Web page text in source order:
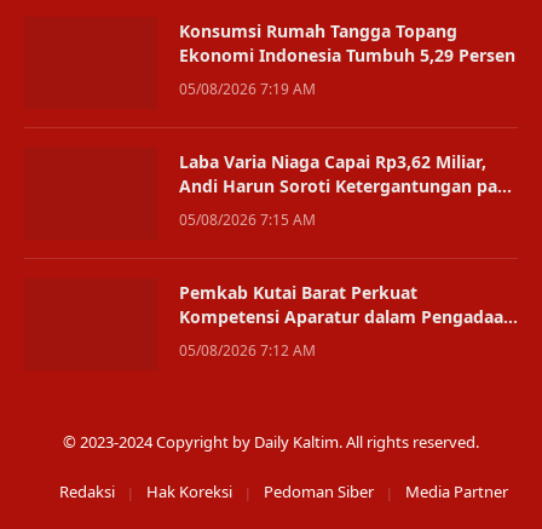
Konsumsi Rumah Tangga Topang
Ekonomi Indonesia Tumbuh 5,29 Persen
05/08/2026 7:19 AM
Laba Varia Niaga Capai Rp3,62 Miliar,
Andi Harun Soroti Ketergantungan pada
Satu Bisnis
05/08/2026 7:15 AM
Pemkab Kutai Barat Perkuat
Kompetensi Aparatur dalam Pengadaan
Digital
05/08/2026 7:12 AM
© 2023-2024 Copyright by Daily Kaltim. All rights reserved.
Redaksi Hak Koreksi Pedoman Siber Media Partner